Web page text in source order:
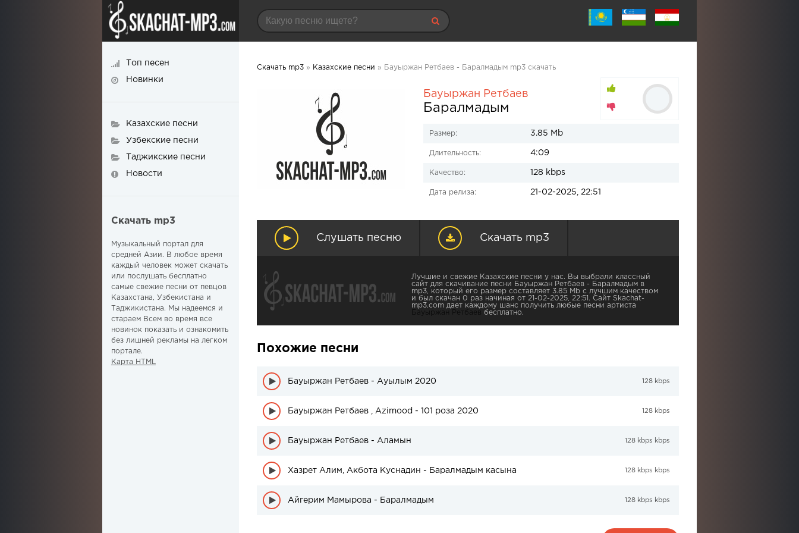
Скачать mp3 » Казахские песни » Бауыржан Ретбаев - Баралмадым mp3 скачать
Бауыржан Ретбаев
Баралмадым
Размер: 3.85 Mb
Длительность: 4:09
Качество: 128 kbps
Дата релиза: 21-02-2025, 22:51
Слушать песню Скачать mp3
Лучшие и свежие Казахские песни у нас. Вы выбрали классный
сайт для скачивание песни Бауыржан Ретбаев - Баралмадым в
mp3, который его размер составляет 3.85 Mb с лучшим качеством
и был скачан 0 раз начиная от 21-02-2025, 22:51. Сайт Skachat-
mp3.com дает каждому шанс получить любые песни артиста
Бауыржан Ретбаев
бесплатно.
Похожие песни
Бауыржан Ретбаев - Ауылым 2020 128 kbps
Бауыржан Ретбаев , Azimood - 101 роза 2020 128 kbps
Бауыржан Ретбаев - Аламын 128 kbps kbps
Хазрет Алим, Акбота Куснадин - Баралмадым касына 128 kbps kbps
Айгерим Мамырова - Баралмадым 128 kbps kbps
Топ песен
Новинки
Казахские песни
Узбекские песни
Таджикские песни
Новости
Скачать mp3
Музыкальный портал для
средней Азии. В любое время
каждый человек может скачать
или послушать бесплатно
самые свежие песни от певцов
Казахстана, Узбекистана и
Таджикистана. Мы надеемся и
стараем Всем во время все
новинок показать и ознакомить
без лишней рекламы на легком
портале.
Карта HTML